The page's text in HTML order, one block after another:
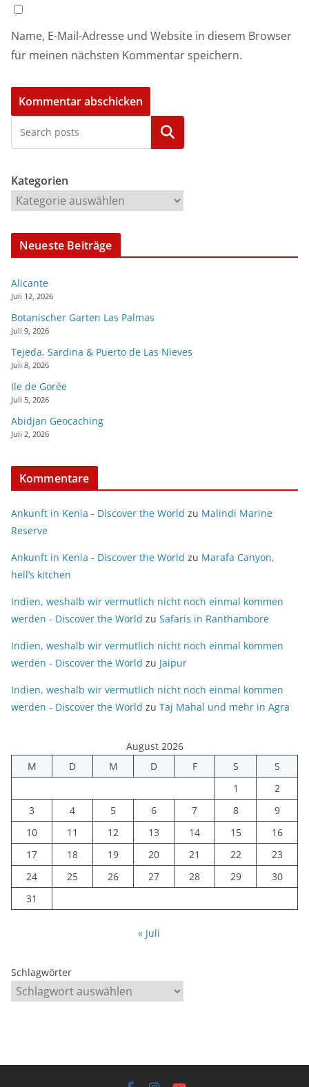
Name, E-Mail-Adresse und Website in diesem Browser
für meinen nächsten Kommentar speichern.
Kategorien
Kategorien
Neueste Beiträge
Alicante
Juli 12, 2026
Botanischer Garten Las Palmas
Juli 9, 2026
Tejeda, Sardina & Puerto de Las Nieves
Juli 8, 2026
Ile de Gorée
Juli 5, 2026
Abidjan Geocaching
Juli 2, 2026
Kommentare
Ankunft in Kenia - Discover the World zu Malindi Marine
Reserve
Ankunft in Kenia - Discover the World zu Marafa Canyon,
hell’s kitchen
Indien, weshalb wir vermutlich nicht noch einmal kommen
werden - Discover the World zu Safaris in Ranthambore
Indien, weshalb wir vermutlich nicht noch einmal kommen
werden - Discover the World zu Jaipur
Indien, weshalb wir vermutlich nicht noch einmal kommen
werden - Discover the World zu Taj Mahal und mehr in Agra
August 2026
M
D M D F S
S
1
2
3
4 5 6 7 8
9
10
11 12 13 14 15
16
17
18 19 20 21 22
23
24
25 26 27 28 29
30
31
« Juli
Schlagwörter